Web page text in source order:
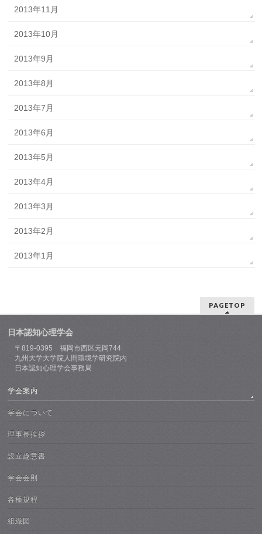
2013年11月
2013年10月
2013年9月
2013年8月
2013年7月
2013年6月
2013年5月
2013年4月
2013年3月
2013年2月
2013年1月
PAGETOP
日本認知心理学会
〒819-0395 福岡市西区元岡744
九州大学大学院人間環境学研究院内
日本認知心理学会事務局
学会案内
学会について
理事長挨拶
設立趣意書
学会会則
各種規程
組織図